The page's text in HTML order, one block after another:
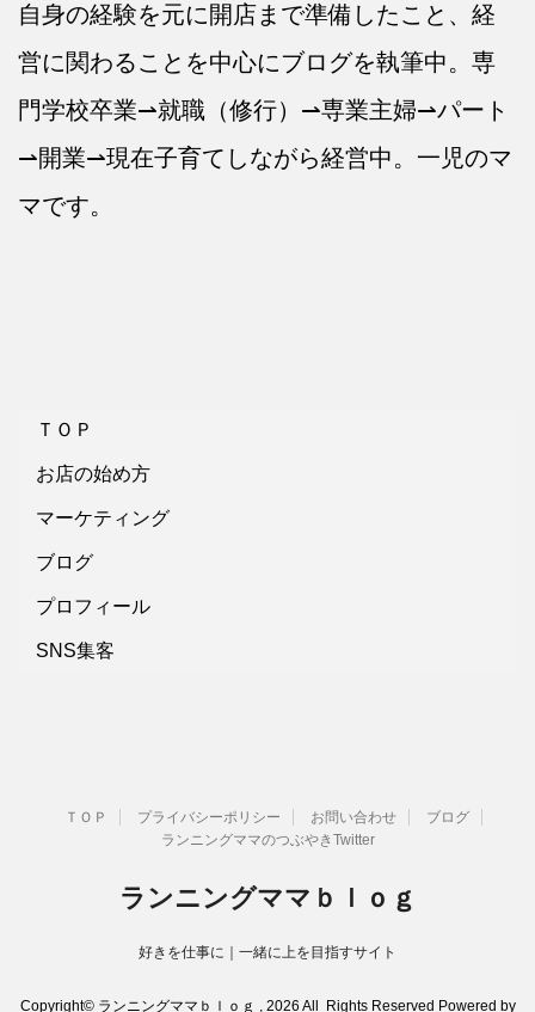
自身の経験を元に開店まで準備したこと、経
営に関わることを中心にブログを執筆中。専
門学校卒業⇀就職（修行）⇀専業主婦⇀パート
⇀開業⇀現在子育てしながら経営中。一児のマ
マです。
ＴＯＰ
お店の始め方
マーケティング
ブログ
プロフィール
SNS集客
ＴＯＰ プライバシーポリシー お問い合わせ
ブログ
ランニングママのつぶやきTwitter
ランニングママｂｌｏｇ
好きを仕事に｜一緒に上を目指すサイト
Copyright© ランニングママｂｌｏｇ , 2026 All Rights Reserved Powered by